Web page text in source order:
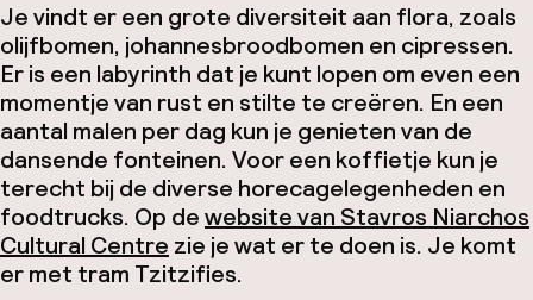
Je vindt er een grote diversiteit aan flora, zoals
olijfbomen, johannesbroodbomen en cipressen.
Er is een labyrinth dat je kunt lopen om even een
momentje van rust en stilte te creëren. En een
aantal malen per dag kun je genieten van de
dansende fonteinen. Voor een koffietje kun je
terecht bij de diverse horecagelegenheden en
foodtrucks. Op dewebsite van Stavros Niarchos
Cultural Centre zie je wat er te doen is. Je komt
er met tram Tzitzifies.